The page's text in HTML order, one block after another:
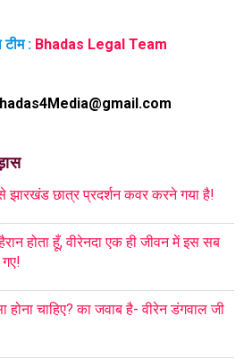
: Bhadas Legal Team
से झारखंड छात्र प्रदर्शन कवर करने गया है!
होता हूँ, वीरेनदा एक ही जीवन में इस सब
चाहिए? का जवाब है- वीरेन डंगवाल जी